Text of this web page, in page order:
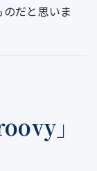
だと思いま
」